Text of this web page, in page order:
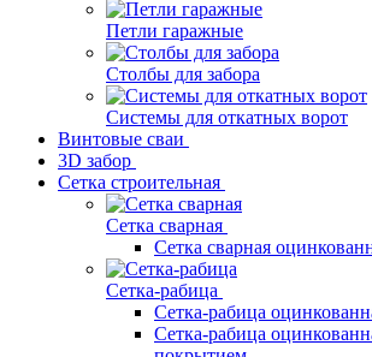
Петли гаражные
Столбы для забора
Системы для откатных ворот
Винтовые сваи
3D забор
Сетка строительная
Сетка сварная
Сетка сварная
Сетка-рабица
Сетка-рабица
Сетка-рабица